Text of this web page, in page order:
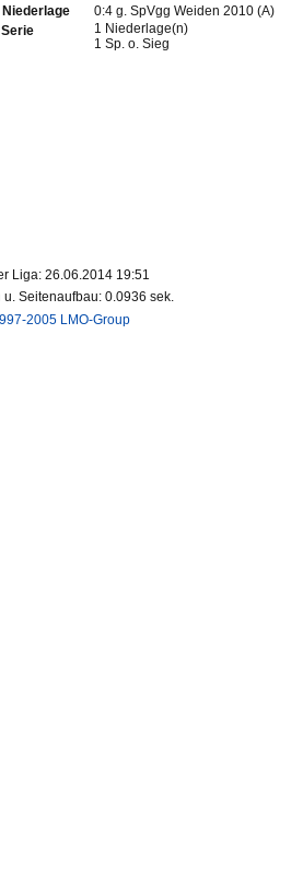
0:4 g. SpVgg Weiden 2010 (A)
1 Niederlage(n)
1 Sp. o. Sieg
Liga: 26.06.2014 19:51
Seitenaufbau: 0.0936 sek.
2005 LMO-Group